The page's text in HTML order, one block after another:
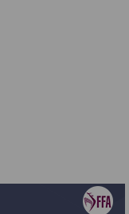
nous vous invitons à